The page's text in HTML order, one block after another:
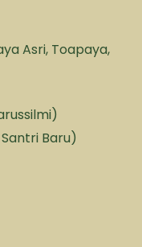
Asri, Toapaya,
Baru)